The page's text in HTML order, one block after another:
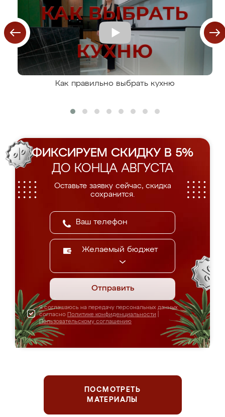
Как правильно выбрать кухню
ФИКСИРУЕМ СКИДКУ В 5%
ДО КОНЦА АВГУСТА
Оставьте заявку сейчас, скидка
сохранится.
Желаемый бюджет
Отправить
Я соглашаюсь на передачу персональных данных
согласно Политике конфиденциальности
Пользовательскому соглашению
ПОСМОТРЕТЬ
МАТЕРИАЛЫ